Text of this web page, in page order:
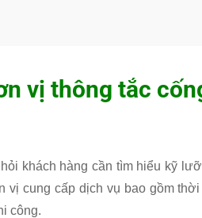
vị thông tắc
khách hàng cần tìm hiểu kỹ
vị cung cấp dịch vụ bao gồm
công.